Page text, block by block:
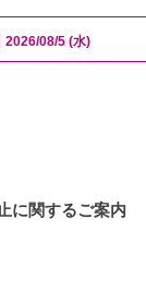
2026/08/5 (水)
に関するご案内